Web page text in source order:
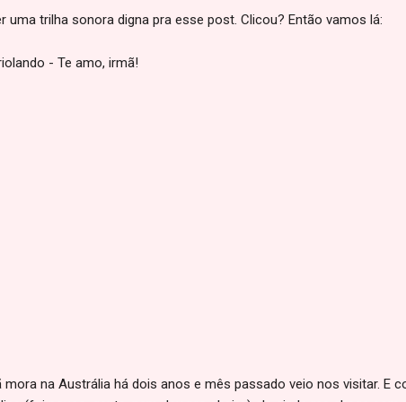
uma trilha sonora digna pra esse post. Clicou? Então vamos lá:
- Te amo, irmã!
na Austrália há dois anos e mês passado veio nos visitar. E